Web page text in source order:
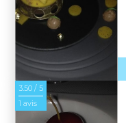
3.50 / 5
1 avis